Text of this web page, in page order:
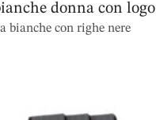
donna con logo
bianche con righe nere